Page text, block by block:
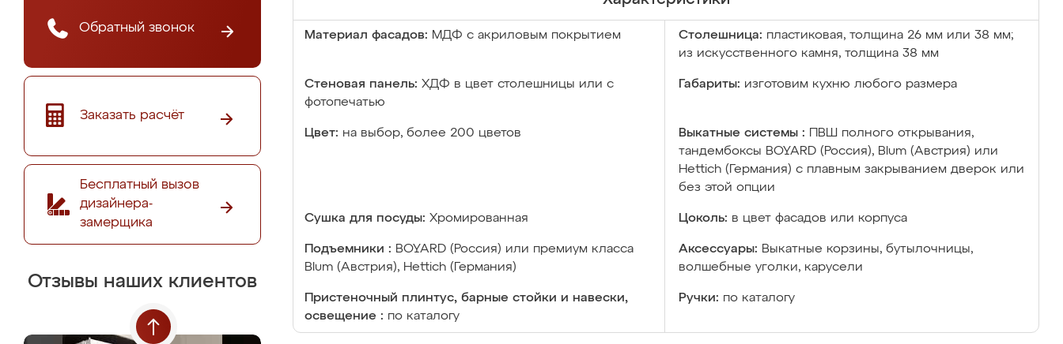
Обратный звонок
Заказать расчёт
Бесплатный вызов
дизайнера-
замерщика
Отзывы наших клиентов
Материал фасадов: МДФ с акриловым покрытием Столешница: пластиковая, толщина 26 мм или 38 мм;
из искусственного камня, толщина 38 мм
Стеновая панель: ХДФ в цвет столешницы или с
фотопечатью
Габариты: изготовим кухню любого размера
Цвет: на выбор, более 200 цветов Выкатные системы :
ПВШ полного открывания,
тандембоксы BOYARD (Россия), Blum (Австрия) или
Hettich (Германия) с плавным закрыванием дверок или
без этой опции
Сушка для посуды: Хромированная Цоколь: в цвет фасадов или корпуса
Подъемники : BOYARD (Россия) или премиум класса
Blum (Австрия), Hettich (Германия)
Аксессуары: Выкатные корзины, бутылочницы,
волшебные уголки, карусели
Пристеночный плинтус, барные стойки и навески,
освещение : по каталогу
Ручки: по каталогу